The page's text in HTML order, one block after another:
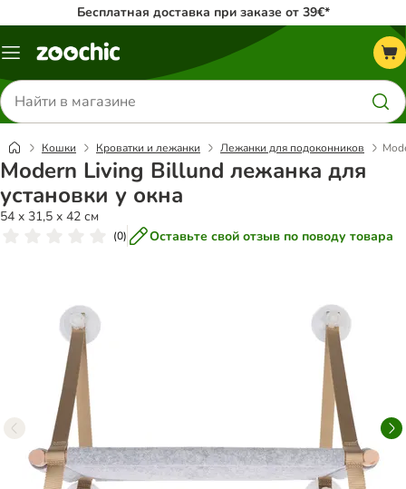
Бесплатная доставка при заказе от 39€*
Каталог
Поиск
товаров
Кошки Кроватки и лежанки Лежанки для подоконников
Modern Living Billund лежанка для
установки у окна
54 x 31,5 x 42 см
(0) Оставьте свой отзыв по поводу товара